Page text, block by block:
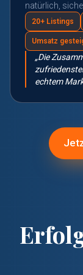
natürlich,
20+ Listings
Umsatz
„Die
echtem